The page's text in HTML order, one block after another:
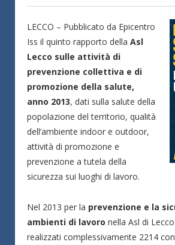
LECCO – Pubblicato da Epicentro
Iss il quinto rapporto della Asl
Lecco sulle attività di
prevenzione collettiva e di
promozione della salute,
anno 2013, dati sulla salute della
popolazione del territorio, qualità
dell’ambiente indoor e outdoor,
attività di promozione e
prevenzione a tutela della
sicurezza sui luoghi di lavoro.
Nel 2013 per la prevenzione e la
ambienti di lavoro nella Asl di
realizzati complessivamente 2214